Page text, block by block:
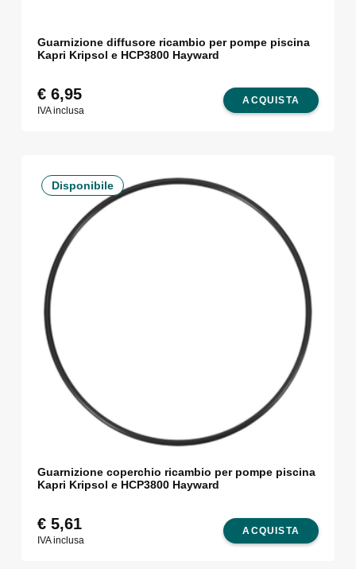
Guarnizione diffusore ricambio per pompe piscina
Kapri Kripsol e HCP3800 Hayward
ACQUISTA
€6,95
IVA inclusa
Disponibile
Guarnizione coperchio ricambio per pompe piscina
Kapri Kripsol e HCP3800 Hayward
ACQUISTA
€5,61
IVA inclusa